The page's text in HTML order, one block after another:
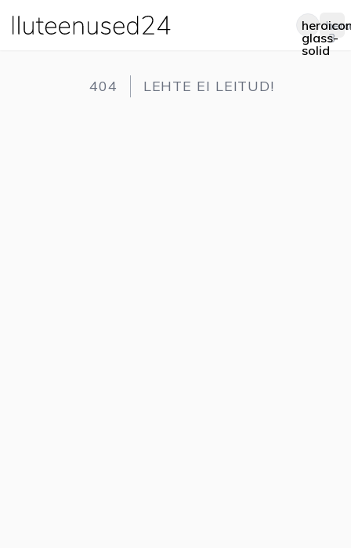
glass-
solid
3
404 LEHTE EI LEITUD!